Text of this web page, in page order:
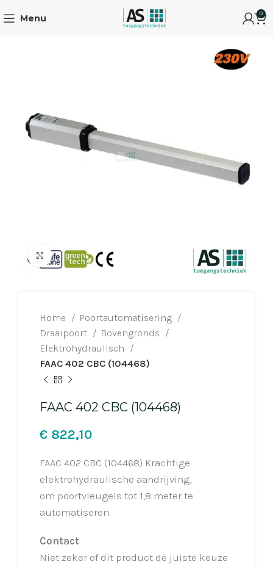
Menu 0
Click to enlarge
Home
Poortautomatisering
Draaipoort
Bovengronds
Elektrohydraulisch
FAAC 402 CBC (104468)
FAAC 402 CBC (104468)
€
FAAC 402 CBC (104468) Krachtige
elektrohydraulische aandrijving,
om poortvleugels tot 1,8 meter te
automatiseren.
Contact
Niet zeker of dit product de juiste keuze